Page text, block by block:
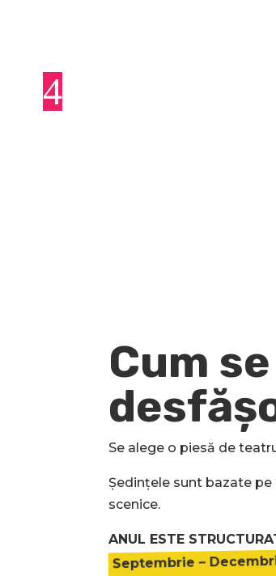
4
Cum se
Se alege o piesă de
Ședințele sunt bazate
scenice.
ANUL ESTE
Septembrie –